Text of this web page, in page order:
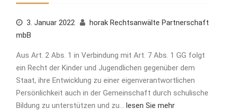
3. Januar 2022
horak Rechtsanwälte Partnerschaft
mbB
Aus Art. 2 Abs. 1 in Verbindung mit Art. 7 Abs. 1 GG folgt
ein Recht der Kinder und Jugendlichen gegenüber dem
Staat, ihre Entwicklung zu einer eigenverantwortlichen
Persönlichkeit auch in der Gemeinschaft durch schulische
Bildung zu unterstützen und zu… lesen Sie mehr